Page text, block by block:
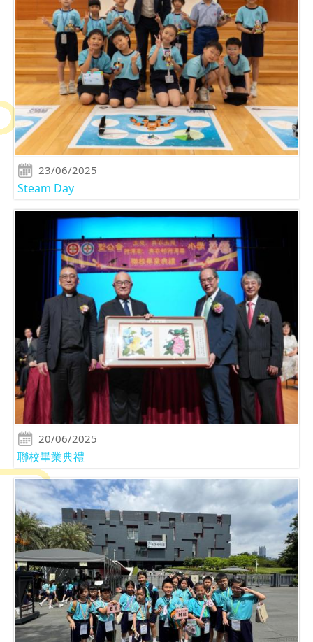
23/06/2025
Steam Day
20/06/2025
聯校畢業典禮